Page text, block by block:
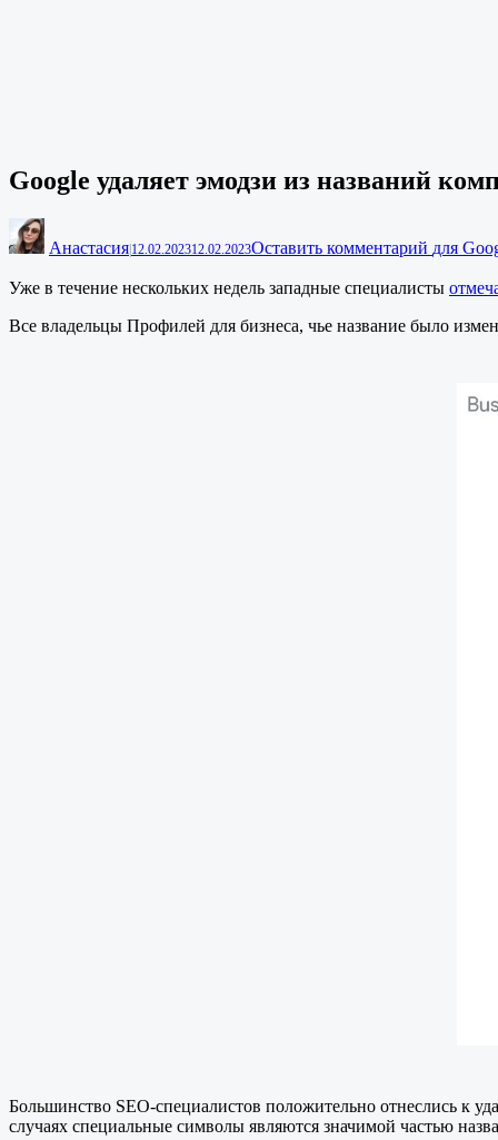
Google удаляет эмодзи из названий
Анастасия|12.02.202312.02.2023Оставить комментарий для
Уже в течение нескольких недель западные специалисты
Все владельцы Профилей для бизнеса, чье название было
Большинство SEO-специалистов положительно отнеслись к
случаях специальные символы являются значимой частью